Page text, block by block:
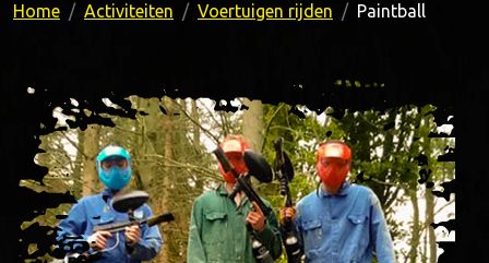
Home Activiteiten Voertuigen rijden Paintball